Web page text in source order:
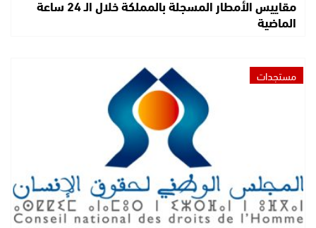
مقاييس الأمطار المسجلة بالمملكة خلال الـ 24 ساعة
الماضية
مستجدات